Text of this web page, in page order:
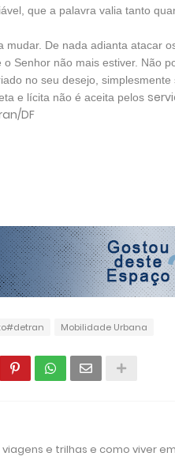
que a palavra valia tanto
mudar. De nada adianta atacar
Senhor não mais estiver. Não
no seu desejo,
e lícita não é aceita pelos
DF
Mobilidade Urbana
e trilhas e como viver